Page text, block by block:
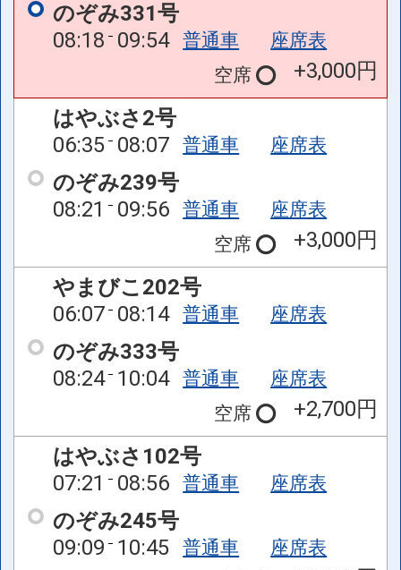
のぞみ331号
08:18 09:54 普通車
座席表
空席
+3,000円
はやぶさ2号
06:35 08:07 普通車 座席表
のぞみ239号
08:21
09:56 普通車
座席表
空席
+3,000円
やまびこ202号
06:07 08:14 普通車 座席表
のぞみ333号
08:24 10:04 普通車
座席表
空席
+2,700円
はやぶさ102号
07:21
08:56 普通車 座席表
のぞみ245号
09:09 10:45 普通車
座席表